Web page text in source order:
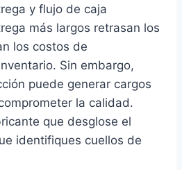
y flujo de caja
más largos retrasan los
los costos de
Sin embargo,
puede generar cargos
la calidad.
que desglose el
identifiques cuellos de